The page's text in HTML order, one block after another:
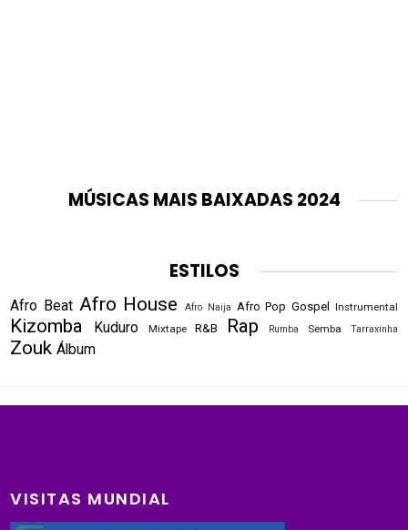
MÚSICAS MAIS BAIXADAS 2024
ESTILOS
Afro Beat Afro House Afro Naija Afro Pop Gospel Instrumental
Kizomba Kuduro Mixtape R&B Rap Rumba Semba Tarraxinha
Zouk Álbum
VISITAS MUNDIAL